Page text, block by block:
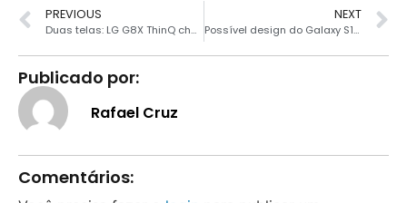
PREVIOUS
Duas telas: LG G8X ThinQ chega ao Brasil
NEXT
Possível design do Galaxy S11 já aparece em renderização
Publicado por:
Rafael Cruz
Comentários: